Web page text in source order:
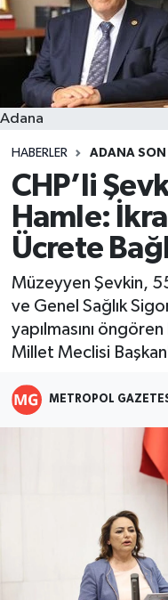
Adana
HABERLER ADANA SON
CHP’li
Hamle:
Ücrete
Müzeyyen Şevkin,
ve Genel Sağlık
yapılmasını
Millet Meclisi
METROPOL
Resmi İlanlar